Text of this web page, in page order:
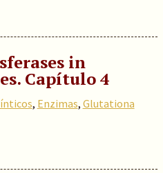
in
Capítulo 4
, Enzimas, Glutationa